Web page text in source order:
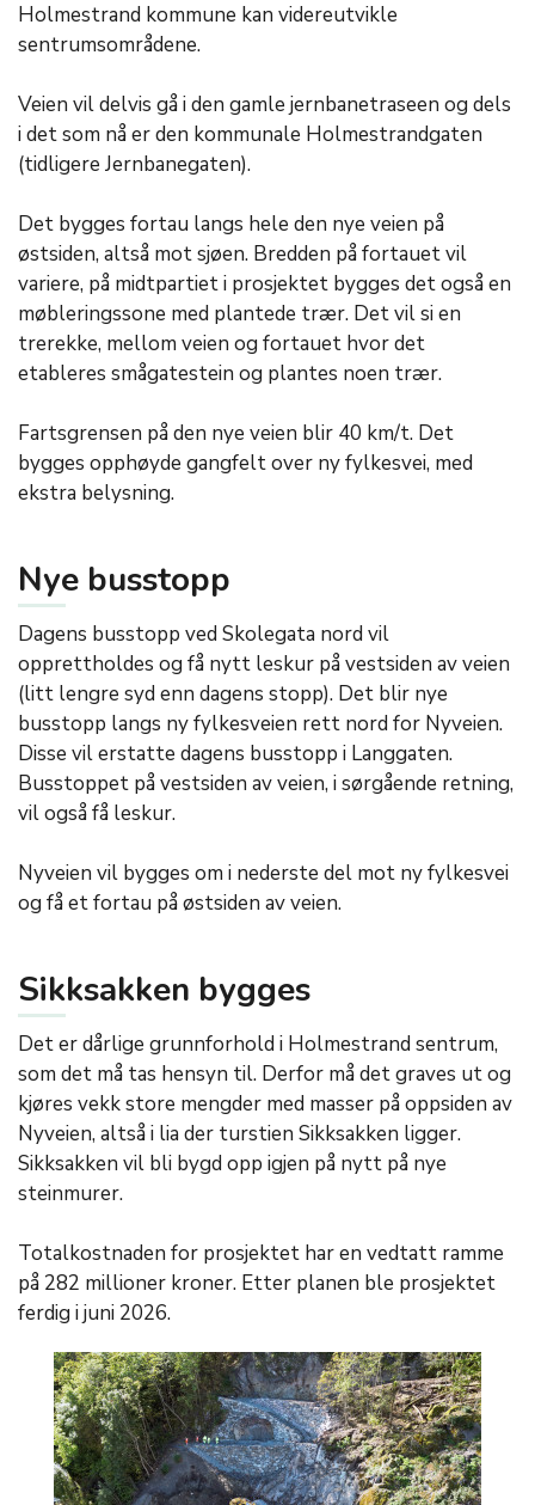
Holmestrand kommune kan videreutvikle
sentrumsområdene.
Veien vil delvis gå i den gamle jernbanetraseen og dels
i det som nå er den kommunale Holmestrandgaten
(tidligere Jernbanegaten).
Det bygges fortau langs hele den nye veien på
østsiden, altså mot sjøen. Bredden på fortauet vil
variere, på midtpartiet i prosjektet bygges det også en
møbleringssone med plantede trær. Det vil si en
trerekke, mellom veien og fortauet hvor det
etableres smågatestein og plantes noen trær.
Fartsgrensen på den nye veien blir 40 km/t. Det
bygges opphøyde gangfelt over ny fylkesvei, med
ekstra belysning.
Nye busstopp
Dagens busstopp ved Skolegata nord vil
opprettholdes og få nytt leskur på vestsiden av veien
(litt lengre syd enn dagens stopp). Det blir nye
busstopp langs ny fylkesveien rett nord for Nyveien.
Disse vil erstatte dagens busstopp i Langgaten.
Busstoppet på vestsiden av veien, i sørgående retning,
vil også få leskur.
Nyveien vil bygges om i nederste del mot ny fylkesvei
og få et fortau på østsiden av veien.
Sikksakken bygges
Det er dårlige grunnforhold i Holmestrand sentrum,
som det må tas hensyn til. Derfor må det graves ut og
kjøres vekk store mengder med masser på oppsiden av
Nyveien, altså i lia der turstien Sikksakken ligger.
Sikksakken vil bli bygd opp igjen på nytt på nye
steinmurer.
Totalkostnaden for prosjektet har en vedtatt ramme
på 282 millioner kroner. Etter planen ble prosjektet
ferdig i juni 2026.